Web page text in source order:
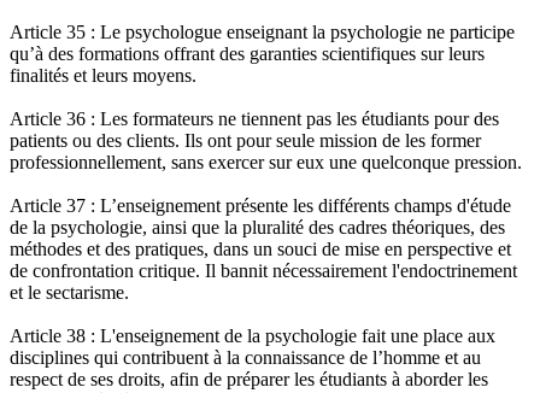
Article 35 : Le psychologue enseignant la psychologie ne participe
qu’à des formations offrant des garanties scientifiques sur leurs
finalités et leurs moyens.
Article 36 : Les formateurs ne tiennent pas les étudiants pour des
patients ou des clients. Ils ont pour seule mission de les former
professionnellement, sans exercer sur eux une quelconque pression.
Article 37 : L’enseignement présente les différents champs d'étude
de la psychologie, ainsi que la pluralité des cadres théoriques, des
méthodes et des pratiques, dans un souci de mise en perspective et
de confrontation critique. Il bannit nécessairement l'endoctrinement
et le sectarisme.
Article 38 : L'enseignement de la psychologie fait une place aux
disciplines qui contribuent à la connaissance de l’homme et au
respect de ses droits, afin de préparer les étudiants à aborder les